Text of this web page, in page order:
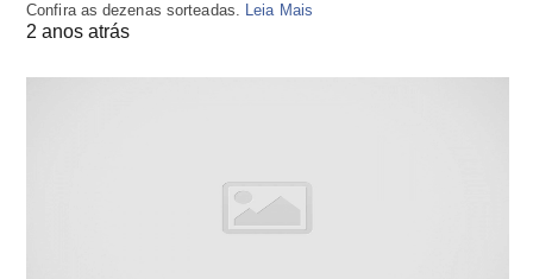
Confira as dezenas sorteadas. Leia Mais
2 anos atrás